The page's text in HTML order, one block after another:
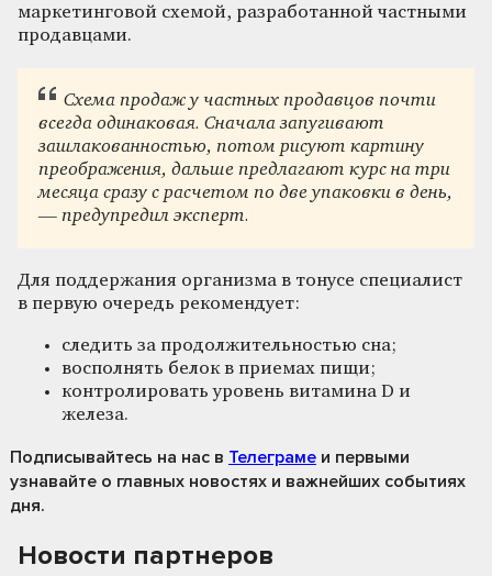
маркетинговой схемой, разработанной частными
продавцами.
Схема продаж у частных продавцов почти
всегда одинаковая. Сначала запугивают
зашлакованностью, потом рисуют картину
преображения, дальше предлагают курс на три
месяца сразу с расчетом по две упаковки в день,
— предупредил эксперт.
Для поддержания организма в тонусе специалист
в первую очередь рекомендует:
следить за продолжительностью сна;
восполнять белок в приемах пищи;
контролировать уровень витамина D и
железа.
Подписывайтесь на нас в Телеграме и первыми
узнавайте о главных новостях и важнейших событиях
дня.
Новости партнеров